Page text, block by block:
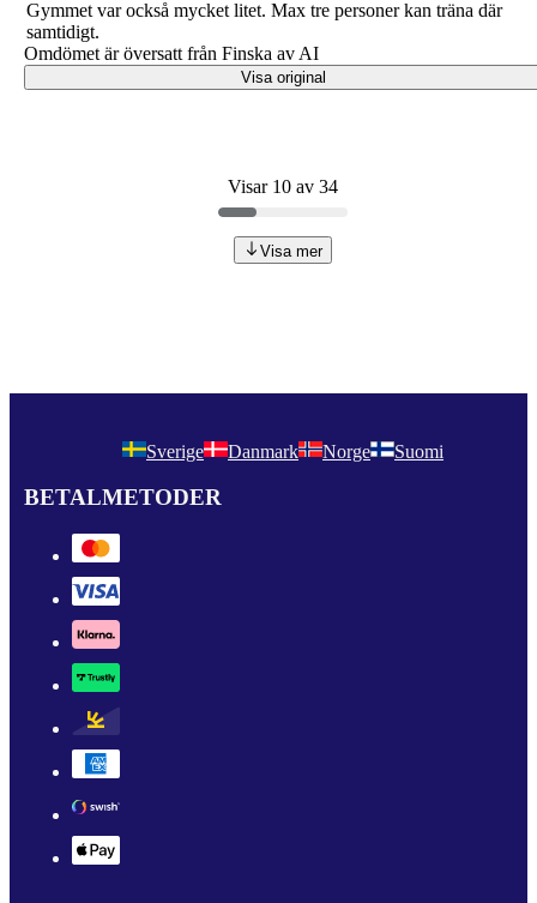
Gymmet var också mycket litet. Max tre personer kan träna där
samtidigt.
Omdömet är översatt från Finska av AI
Visa original
Visar 10 av 34
Visa mer
Sverige Danmark Norge Suomi
BETALMETODER